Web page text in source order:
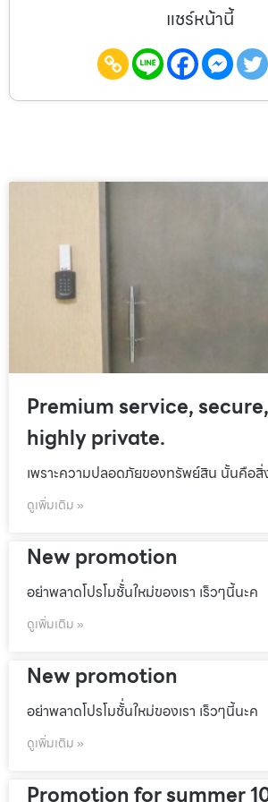
แชร์หน้านี้
Premium service,
highly private.
เพราะความปลอดภัยของทรัพย์สิน นั้นคือสิ่
ดูเพิ่มเติม »
New promotion
อย่าพลาดโปรโมชั้่นใหม่ของเรา เร็วๆนี้นะค
ดูเพิ่มเติม »
New promotion
อย่าพลาดโปรโมชั้่นใหม่ของเรา เร็วๆนี้นะค
ดูเพิ่มเติม »
Promotion for summer